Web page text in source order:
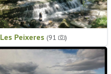
Les Peixeres (91 )